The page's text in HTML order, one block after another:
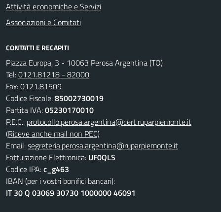
Attività economiche e Servizi
Associazioni e Comitati
CONTATTI E RECAPITI
Piazza Europa, 3 - 10063 Perosa Argentina (TO)
Tel:0121.81218 - 82000
Fax:0121.81509
Codice Fiscale:85002730019
Partita IVA:05230170010
P.E.C.: protocollo.perosa.argentina@cert.ruparpiemonte.it
(Riceve anche mail non PEC)
Email:segreteria.perosa.argentina@ruparpiemonte.it
Fatturazione Elettronica: UF0QLS
Codice IPA:c_g463
IBAN (per i vostri bonifici bancari):
IT 30 Q 03069 30730 1000000 46091